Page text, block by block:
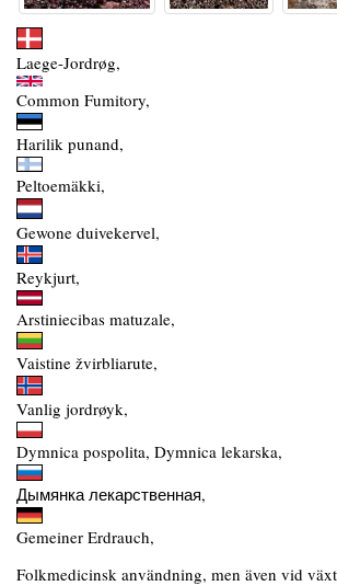
Laege-Jordrøg,
Common Fumitory,
Harilik punand,
Peltoemäkki,
Gewone duivekervel,
Reykjurt,
Arstiniecibas matuzale,
Vaistine žvirbliarute,
Vanlig jordrøyk,
Dymnica pospolita, Dymnica lekarska,
Дымянка лекарственная,
Gemeiner Erdrauch,
Folkmedicinsk användning, men även vid